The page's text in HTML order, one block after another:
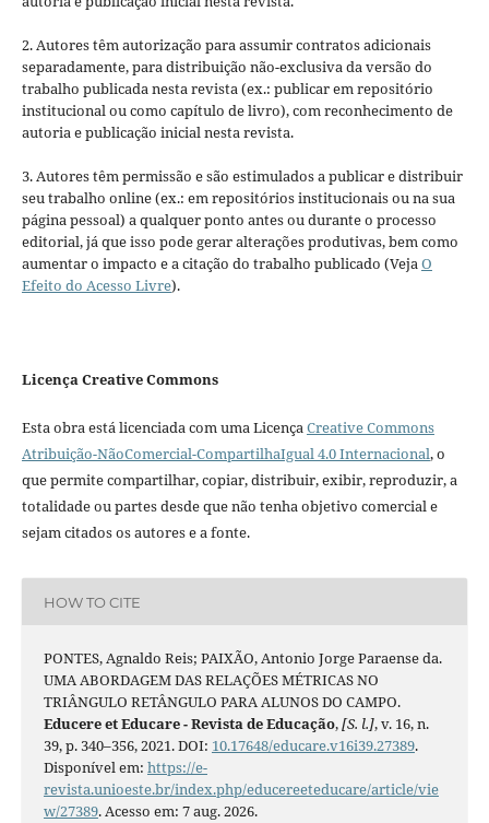
2. Autores têm autorização para assumir contratos adicionais
separadamente, para distribuição não-exclusiva da versão do
trabalho publicada nesta revista (ex.: publicar em repositório
institucional ou como capítulo de livro), com reconhecimento de
autoria e publicação inicial nesta revista.
3. Autores têm permissão e são estimulados a publicar e distribuir
seu trabalho online (ex.: em repositórios institucionais ou na sua
página pessoal) a qualquer ponto antes ou durante o processo
editorial, já que isso pode gerar alterações produtivas, bem como
aumentar o impacto e a citação do trabalho publicado (VejaO
Efeito do Acesso Livre).
Licença Creative Commons
Esta obra está licenciada com uma LicençaCreative Commons
Atribuição-NãoComercial-CompartilhaIgual 4.0 Internacional, o
que permite compartilhar, copiar, distribuir, exibir, reproduzir, a
totalidade ou partes desde que não tenha objetivo comercial e
sejam citados os autores e a fonte.
HOW TO CITE
PONTES, Agnaldo Reis; PAIXÃO, Antonio Jorge Paraense da.
UMA ABORDAGEM DAS RELAÇÕES MÉTRICAS NO
TRIÂNGULO RETÂNGULO PARA ALUNOS DO CAMPO.
Educere et Educare - Revista de Educação,[S. l.], v. 16, n.
39, p. 340–356, 2021. DOI: 10.17648/educare.v16i39.27389.
Disponível em: https://e-
revista.unioeste.br/index.php/educereeteducare/article/vie
w/27389. Acesso em: 7 aug. 2026.